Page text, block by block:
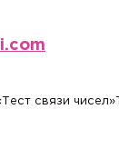
связи чисел»